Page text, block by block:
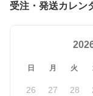
受注・発送カレン
日 月 火
26 27 28